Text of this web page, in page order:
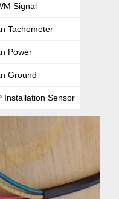
Signal
Tachometer
Power
Ground
Installation Sensor